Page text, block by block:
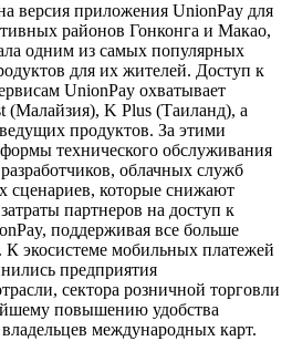
версия приложения UnionPay для
районов Гонконга и Макао,
одним из самых популярных
для их жителей. Доступ к
UnionPay охватывает
(Малайзия), K Plus (Таиланд), а
продуктов. За этими
технического обслуживания
облачных служб
сценариев, которые снижают
партнеров на доступ к
поддерживая все больше
экосистеме мобильных платежей
предприятия
сектора розничной торговли
повышению удобства
международных карт.